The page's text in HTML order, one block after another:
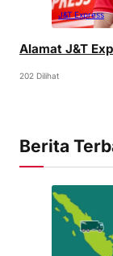
J&T Express
Alamat J&T
202 Dilihat
Berita